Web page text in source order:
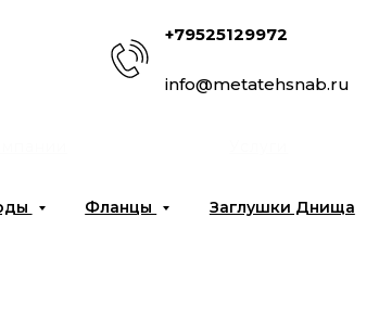
+79525129972
info@metatehsnab.ru
Фланцы Заглушки Днища